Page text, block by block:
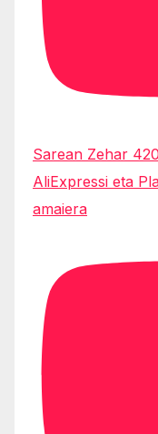
Sarean Zehar
AliExpressi eta
amaiera